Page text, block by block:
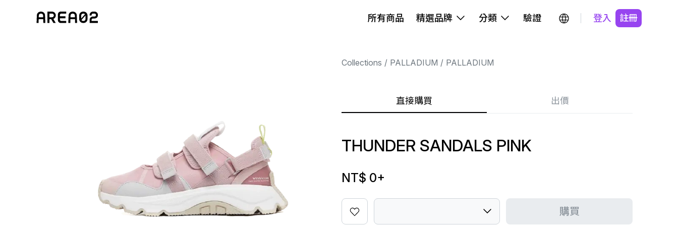
所有商品 精選品牌 分類 驗證 登入 註冊
Collections PALLADIUM PALLADIUM
直接購買 出價
THUNDER SANDALS PINK
NT$ 0+
購買